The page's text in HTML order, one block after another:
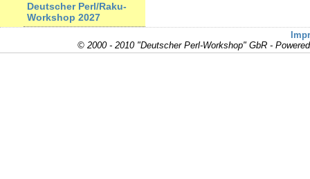
Deutscher Perl/Raku-
Workshop 2027
© 2000 - 2010 "Deutscher Perl-Workshop" GbR -